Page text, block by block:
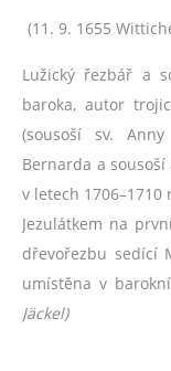
(11. 9. 1655
Lužický řezbář a
baroka, autor
(sousoší sv.
Bernarda a
v letech 1706–1710
Jezulátkem na
dřevořezbu sedící
umístěna v
Jäckel)